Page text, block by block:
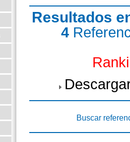
Resultados
4
Buscar